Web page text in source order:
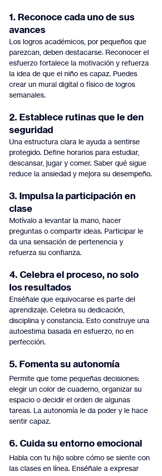
1. Reconoce cada uno de sus
avances
Los logros académicos, por pequeños que
parezcan, deben destacarse. Reconocer el
esfuerzo fortalece la motivación y refuerza
la idea de que el niño es capaz. Puedes
crear un mural digital o físico de logros
semanales.
2. Establece rutinas que le den
seguridad
Una estructura clara le ayuda a sentirse
protegido. Define horarios para estudiar,
descansar, jugar y comer. Saber qué sigue
reduce la ansiedad y mejora su desempeño.
3. Impulsa la participación en
clase
Motívalo a levantar la mano, hacer
preguntas o compartir ideas. Participar le
da una sensación de pertenencia y
refuerza su confianza.
4. Celebra el proceso, no solo
los resultados
Enséñale que equivocarse es parte del
aprendizaje. Celebra su dedicación,
disciplina y constancia. Esto construye una
autoestima basada en esfuerzo, no en
perfección.
5. Fomenta su autonomía
Permite que tome pequeñas decisiones:
elegir un color de cuaderno, organizar su
espacio o decidir el orden de algunas
tareas. La autonomía le da poder y le hace
sentir capaz.
6. Cuida su entorno emocional
Habla con tu hijo sobre cómo se siente con
las clases en línea. Enséñale a expresar